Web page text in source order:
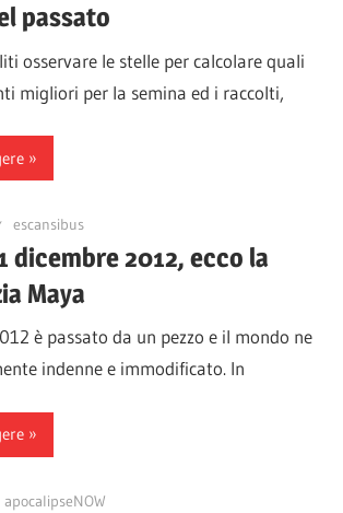
passato
osservare le stelle per calcolare quali
migliori per la semina ed i raccolti,
escansibus
dicembre 2012, ecco la
Maya
è passato da un pezzo e il mondo ne
indenne e immodificato. In
apocalipseNOW